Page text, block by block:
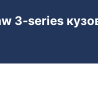
Mercedes-Benz
3-series